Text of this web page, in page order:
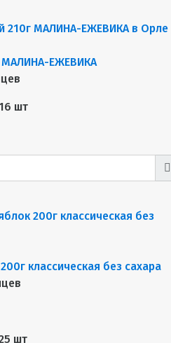
МАЛИНА-ЕЖЕВИКА
16 шт
классическая без сахара
шт